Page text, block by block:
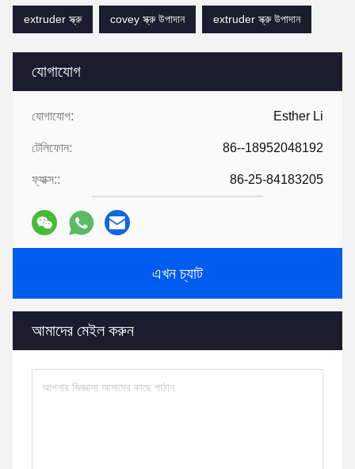
যোগাযোগ
যোগাযোগ: Esther Li
টেলিফোন: 86--18952048192
ফ্যাক্স:: 86-25-84183205
এখন চ্যাট
আমাদের মেইল করুন
extruder স্ক্রু
covey স্ক্রু উপাদান extruder স্ক্রু উপাদান